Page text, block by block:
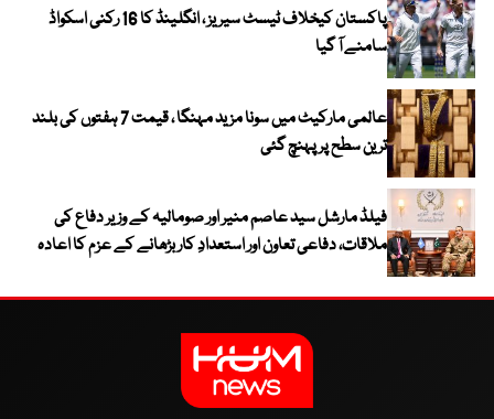
پاکستان کیخلاف ٹیسٹ سیریز ، انگلینڈ کا 16 رکنی اسکواڈ
سامنے آ گیا
عالمی مارکیٹ میں سونا مزید مہنگا ، قیمت 7 ہفتوں کی بلند
ترین سطح پر پہنچ گئی
فیلڈ مارشل سید عاصم منیر اور صومالیہ کے وزیر دفاع کی
ملاقات، دفاعی تعاون اور استعدادِ کار بڑھانے کے عزم کا اعادہ